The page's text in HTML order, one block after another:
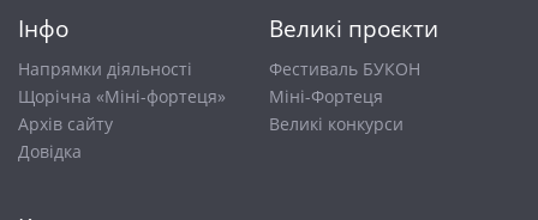
Інфо
Напрямки діяльності
Щорічна «Міні-фортеця»
Архів сайту
Довiдка
Великі проєкти
Фестиваль БУКОН
Міні-Фортеця
Великі конкурси